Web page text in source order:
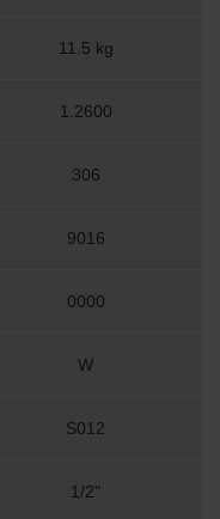
11.5 kg
1.2600
306
9016
0000
W
S012
1/2"